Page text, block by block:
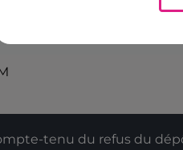
tenu du refus du